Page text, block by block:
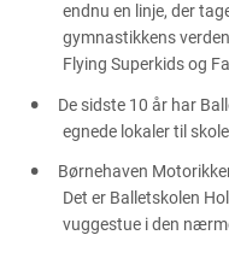
endnu en linje, der
gymnastikkens
Flying Superkids og
De sidste 10 år har
egnede lokaler til
Børnehaven
Det er Balletskolen
vuggestue i den